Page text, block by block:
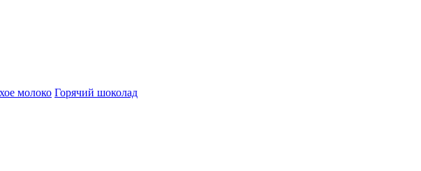
молоко Горячий шоколад